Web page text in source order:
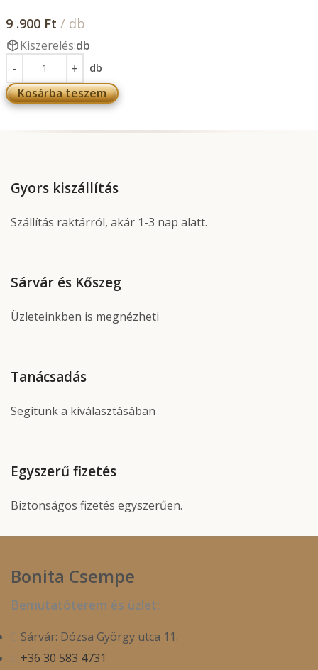
9 .900 Ft / db
Kiszerelés:db
db
Kosárba teszem
Gyors kiszállítás
Szállítás raktárról, akár 1-3 nap alatt.
Sárvár és Kőszeg
Üzleteinkben is megnézheti
Tanácsadás
Segítünk a kiválasztásában
Egyszerű fizetés
Biztonságos fizetés egyszerűen.
Bonita Csempe
Bemutatóterem és üzlet:
Sárvár: Dózsa György utca 11.
+36 30 583 4731